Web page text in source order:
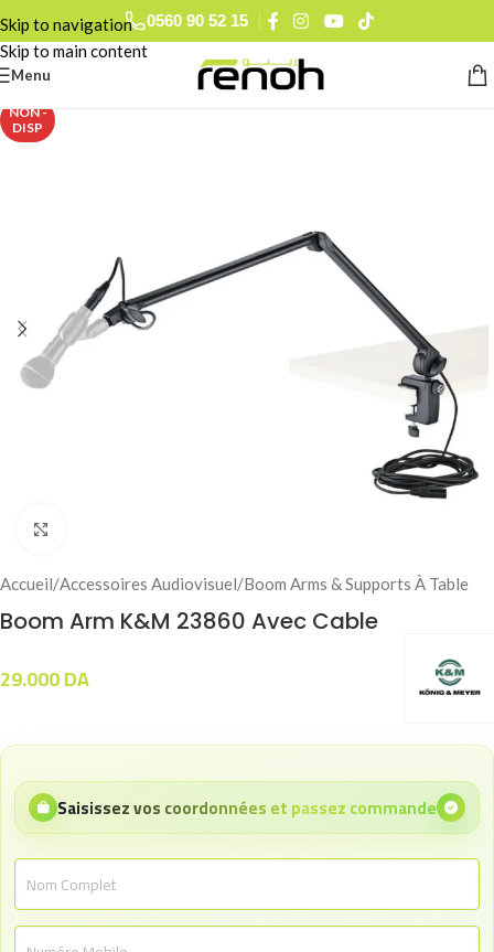
Skip to navigation
Skip to main content
0560 90 52 15
Menu
NON -
DISP
Accueil/Accessoires Audiovisuel/Boom Arms & Supports À Table
Boom Arm K&M 23860 Avec Cable
29.000DA
Saisissez vos coordonnées et passez commande